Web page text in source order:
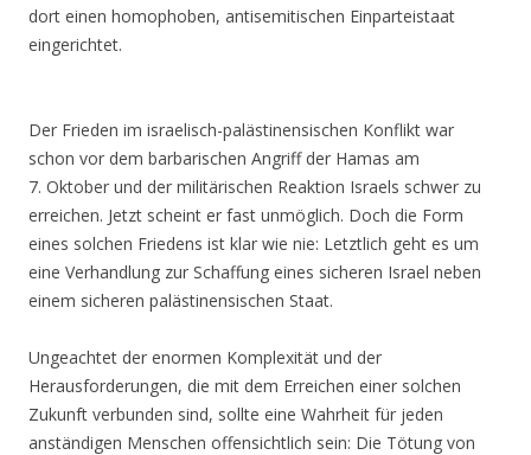
dort einen homophoben, antisemitischen Einparteistaat
eingerichtet.
Der Frieden im israelisch-palästinensischen Konflikt war
schon vor dem barbarischen Angriff der Hamas am
7. Oktober und der militärischen Reaktion Israels schwer zu
erreichen. Jetzt scheint er fast unmöglich. Doch die Form
eines solchen Friedens ist klar wie nie: Letztlich geht es um
eine Verhandlung zur Schaffung eines sicheren Israel neben
einem sicheren palästinensischen Staat.
Ungeachtet der enormen Komplexität und der
Herausforderungen, die mit dem Erreichen einer solchen
Zukunft verbunden sind, sollte eine Wahrheit für jeden
anständigen Menschen offensichtlich sein: Die Tötung von